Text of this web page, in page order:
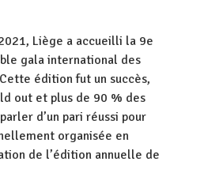
Liège a accueilli la 9e
gala international des
édition fut un succès,
out et plus de 90 % des
d’un pari réussi pour
organisée en
de l’édition annuelle de